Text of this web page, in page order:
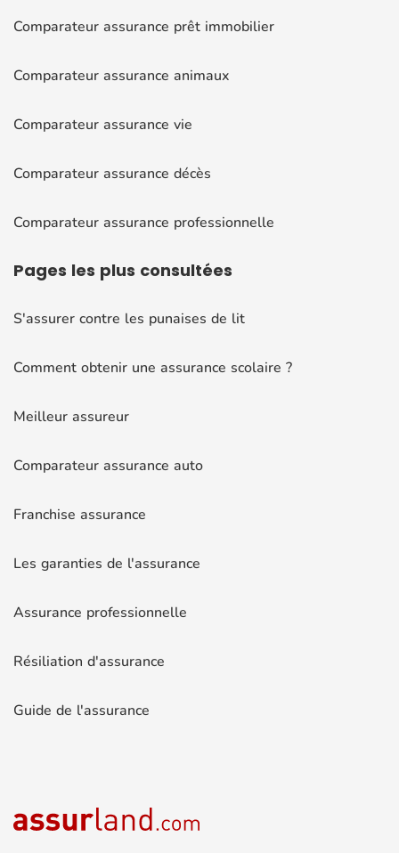
Comparateur assurance prêt immobilier
Comparateur assurance animaux
Comparateur assurance vie
Comparateur assurance décès
Comparateur assurance professionnelle
Pages les plus consultées
S'assurer contre les punaises de lit
Comment obtenir une assurance scolaire ?
Meilleur assureur
Comparateur assurance auto
Franchise assurance
Les garanties de l'assurance
Assurance professionnelle
Résiliation d'assurance
Guide de l'assurance